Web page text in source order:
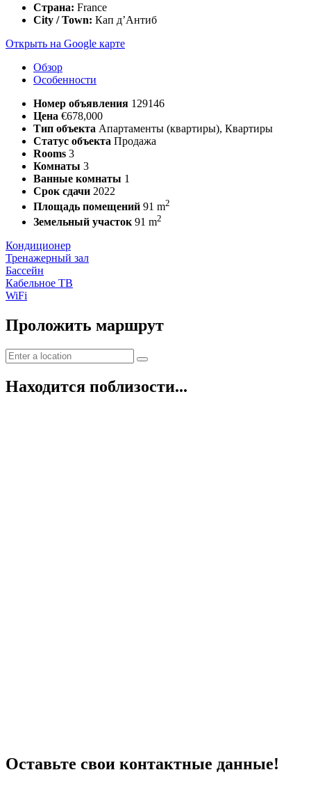
Страна: France
City / Town: Кап д’Антиб
Открыть на Google карте
Обзор
Особенности
Номер объявления 129146
Цена €678,000
Тип объекта Апартаменты (квартиры), Квартиры
Статус объекта Продажа
Rooms 3
Комнаты 3
Ванные комнаты 1
Срок сдачи 2022
Площадь помещений 91 m2
Земельный участок 91 m2
Кондиционер
Тренажерный зал
Бассейн
Кабельное ТВ
WiFi
Проложить маршрут
Находится поблизости...
Оставьте свои контактные данные!